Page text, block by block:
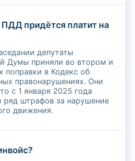
придётся платит на
депутаты
Думы приняли во втором и
поправки в Кодекс об
правонарушениях. Они
с 1 января 2025 года
ряд штрафов за нарушение
движения.